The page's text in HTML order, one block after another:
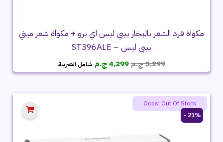
مكواة فرد الشعر بالبخار بيبي ليس اي برو + مكواة شعر ميني
بيبي ليس – ST396ALE
5,299ج.مالسعر
الأصلي
5,299 ج.م.
4,299 ج.م السعر
الحالي
4,299 ج.م.
شامل الضريبة
21% -
Oops! Out Of Stock